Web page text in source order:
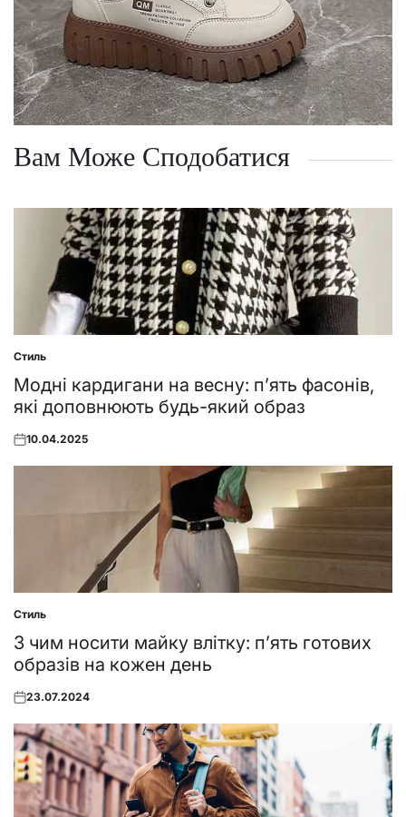
Вам Може Сподобатися
Posted
in
Стиль
Модні кардигани на весну: п’ять фасонів,
які доповнюють будь-який образ
Posted
10.04.2025
Posted
in
Стиль
З чим носити майку влітку: п’ять готових
образів на кожен день
Posted
23.07.2024